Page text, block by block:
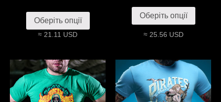
Оберіть опції
≈ 21.11 USD
Оберіть опції
≈ 25.56 USD